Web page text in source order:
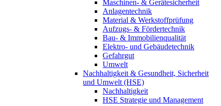
Maschinen- & Gerätesicherheit
Anlagentechnik
Material & Werkstoffprüfung
Aufzugs- & Fördertechnik
Bau- & Immobilienqualität
Elektro- und Gebäudetechnik
Gefahrgut
Umwelt
Nachhaltigkeit & Gesundheit, Sicherheit
und Umwelt (HSE)
Nachhaltigkeit
HSE Strategie und Management